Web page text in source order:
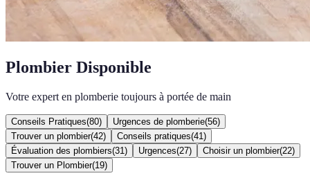
Plombier Disponible
Votre expert en plomberie toujours à portée de main
Conseils Pratiques(80) Urgences de plomberie(56)
Trouver un plombier(42) Conseils pratiques(41 )
Évaluation des plombiers(31 ) Urgences(27) Choisir un plombier(22)
Trouver un Plombier(19)